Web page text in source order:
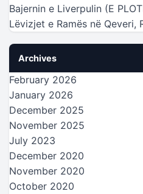
Bajernin e Liverpulin (E
Lëvizjet e Ramës në Qeveri,
Archives
February 2026
January 2026
December 2025
November 2025
July 2023
December 2020
November 2020
October 2020